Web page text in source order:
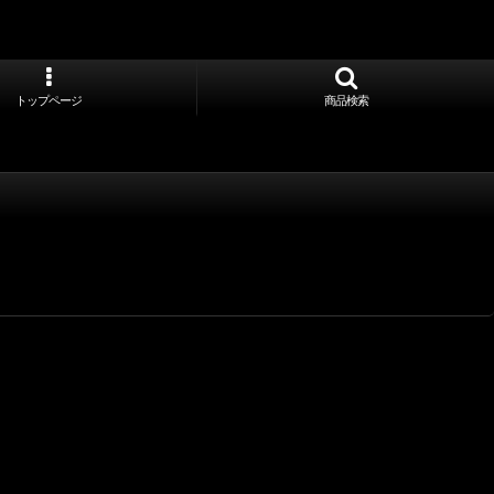
トップページ 商品検索